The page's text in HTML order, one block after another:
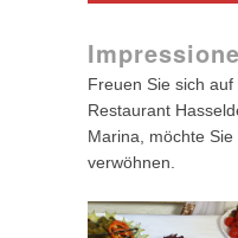
Freuen Sie sich
Restaurant
Marina, möchte
verwöhnen.